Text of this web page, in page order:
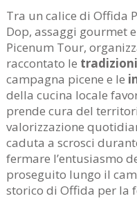
Tra un calice di Offida
Dop, assaggi gourmet
Picenum Tour,
raccontato le tradizioni
campagna picene e le
della cucina locale
prende cura del
valorizzazione
caduta a scrosci
fermare l’entusiasmo
proseguito lungo il
storico di Offida per la